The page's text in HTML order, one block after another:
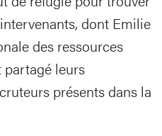
dont Emilie
des ressources
partagé leurs
présents dans la